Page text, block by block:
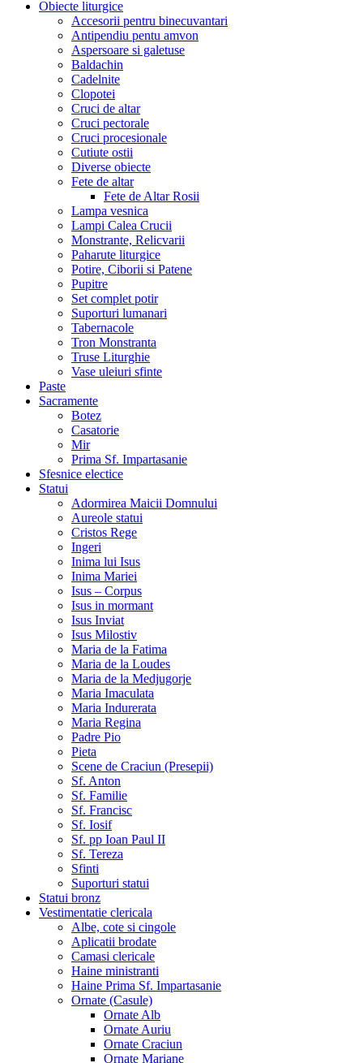
Obiecte liturgice
Accesorii pentru binecuvantari
Antipendiu pentu amvon
Aspersoare si galetuse
Baldachin
Cadelnite
Clopotei
Cruci de altar
Cruci pectorale
Cruci procesionale
Cutiute ostii
Diverse obiecte
Fete de altar
Fete de Altar Rosii
Lampa vesnica
Lampi Calea Crucii
Monstrante, Relicvarii
Paharute liturgice
Potire, Ciborii si Patene
Pupitre
Set complet potir
Suporturi lumanari
Tabernacole
Tron Monstranta
Truse Liturghie
Vase uleiuri sfinte
Paste
Sacramente
Botez
Casatorie
Mir
Prima Sf. Impartasanie
Sfesnice electice
Statui
Adormirea Maicii Domnului
Aureole statui
Cristos Rege
Ingeri
Inima lui Isus
Inima Mariei
Isus – Corpus
Isus in mormant
Isus Inviat
Isus Milostiv
Maria de la Fatima
Maria de la Loudes
Maria de la Medjugorje
Maria Imaculata
Maria Indurerata
Maria Regina
Padre Pio
Pieta
Scene de Craciun (Presepii)
Sf. Anton
Sf. Familie
Sf. Francisc
Sf. Iosif
Sf. pp Ioan Paul II
Sf. Tereza
Sfinti
Suporturi statui
Statui bronz
Vestimentatie clericala
Albe, cote si cingole
Aplicatii brodate
Camasi clericale
Haine ministranti
Haine Prima Sf. Impartasanie
Ornate (Casule)
Ornate Alb
Ornate Auriu
Ornate Craciun
Ornate Mariane